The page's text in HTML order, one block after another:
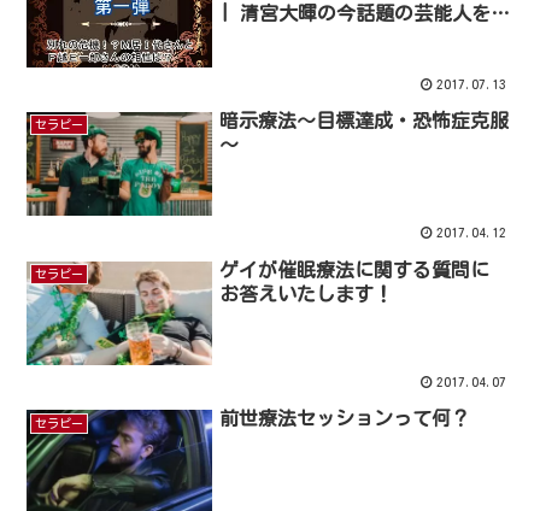
| 清宮大暉の今話題の芸能人を鑑
2017.07.13
セラピー
暗示療法～目標達成・恐怖症克服
～
2017.04.12
セラピー
ゲイが催眠療法に関する質問に
お答えいたします！
2017.04.07
セラピー 前世療法セッションって何？